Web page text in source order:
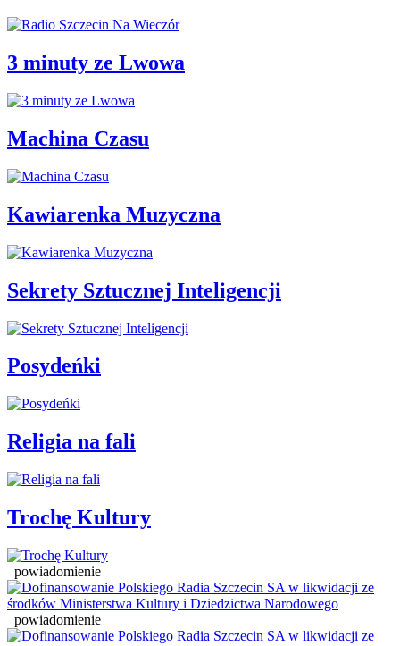
3 minuty ze Lwowa
Machina Czasu
Kawiarenka Muzyczna
Sekrety Sztucznej Inteligencji
Posydeńki
Religia na fali
Trochę Kultury
powiadomienie
powiadomienie